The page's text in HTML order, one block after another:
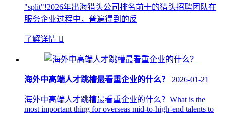
"split"!2026年出海猎头公司排名前十的猎头招聘团队在
服务企业过程中，普遍得到的反
了解详情 
海外中高端人才跳槽最看重企业的什么？ 2026-01-21
海外中高端人才跳槽最看重企业的什么？What is the
most important thing for overseas mid-to-high-end talents to